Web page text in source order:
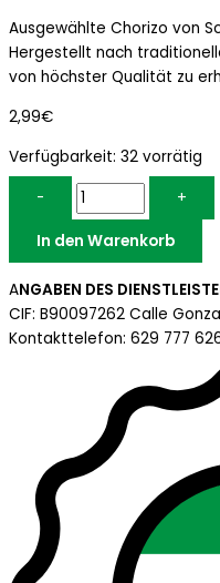
Ausgewählte Chorizo von
Hergestellt nach
von höchster Qualität zu
2,99€
Verfügbarkeit: 32 vorrätig
-
+
In den Warenkorb
ANGABEN DES
CIF: B90097262 Calle
Kontakttelefon: 629 777